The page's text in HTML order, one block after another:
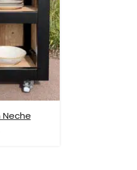
je dit zelf en op
in rekening.
Neche